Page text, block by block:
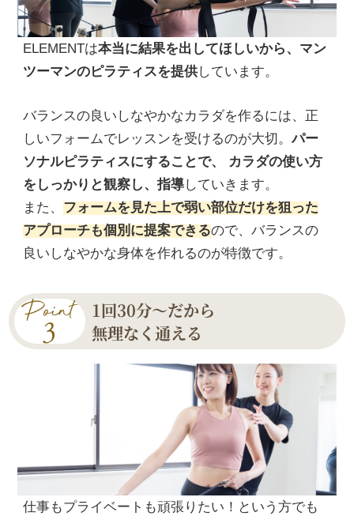
ELEMENTは本当に結果を出してほしいから、マン
ツーマンのピラティスを提供しています。
バランスの良いしなやかなカラダを作るには、正
しいフォームでレッスンを受けるのが大切。パー
ソナルピラティスにすることで、 カラダの使い方
をしっかりと観察し、指導していきます。
また、 フォームを見た上で弱い部位だけを狙った
アプローチも個別に提案できるので、バランスの
良いしなやかな身体を作れるのが特徴です。
1回30分〜だから
無理なく通える
仕事もプライベートも頑張りたい！という方でも